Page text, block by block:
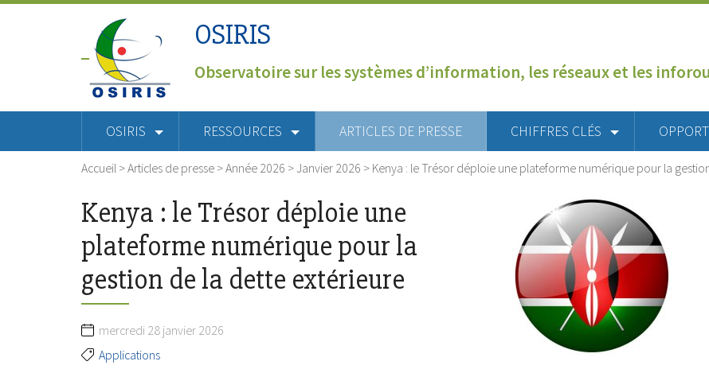
OSIRIS
Observatoire sur les systèmes d’information, les réseaux et les
OSIRIS RESSOURCES ARTICLES DE PRESSE CHIFFRES CLÉS
Accueil >Articles de presse >Année 2026 > Janvier 2026 > Kenya : le Trésor déploie une plateforme numérique pour la
Kenya : le Trésor déploie une
plateforme numérique pour la
gestion de la dette extérieure
mercredi 28 janvier 2026
Applications